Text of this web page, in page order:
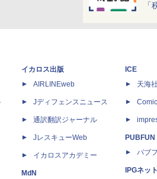
イカロス出版
AIRLINEweb
Jディフェンスニュース
通訳翻訳ジャーナル
JレスキューWeb
イカロスアカデミー
MdN
ICE
天海社
PUBFUN
パブ
IPGネッ